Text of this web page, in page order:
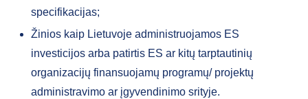
specifikacijas;
Žinios kaip Lietuvoje administruojamos ES
investicijos arba patirtis ES ar kitų tarptautinių
organizacijų finansuojamų programų/ projektų
administravimo ar įgyvendinimo srityje.